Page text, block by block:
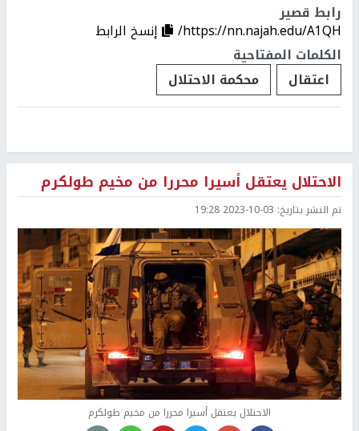
رابط قصير
https://nn.najah.edu/A1QH/
إنسخ الرابط
الكلمات المفتاحية
اعتقال
محكمة الاحتلال
الاحتلال يعتقل أسيرا محررا من مخيم طولكرم
تم النشر بتاريخ: 2023-10-03 19:28
الاحتلال يعتقل أسيرا محررا من مخيم طولكرم